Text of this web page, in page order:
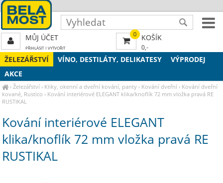
ŽELEZÁŘSTVÍ VÍNO, DESTILÁTY, DELIKATESY
VÝPRODEJ
AKCE
›Železářství › Kliky, okenní a dveřní kování, panty › Kování dveřní › Kování dveřní
kované, Rustico › Kování interiérové ELEGANT klika/knoflík 72 mm vložka pravá RE
RUSTIKAL
Kování interiérové ELEGANT
klika/knoflík 72 mm vložka pravá RE
RUSTIKAL
0 KOŠÍK
0,-
MŮJ ÚČET
PŘIHLÁSIT| VYTVOŘIT